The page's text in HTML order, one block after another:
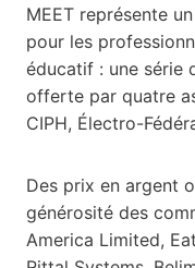
MEET représente
pour les
éducatif : une série
offerte par quatre
CIPH, Électro-
Des prix en argent
générosité des
America Limited,